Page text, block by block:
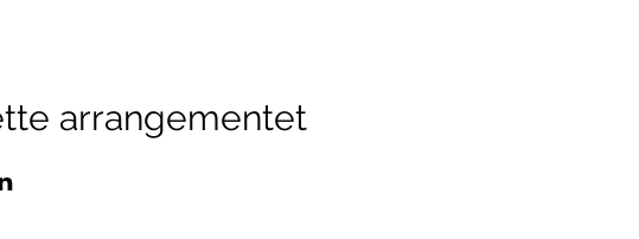
arrangementet